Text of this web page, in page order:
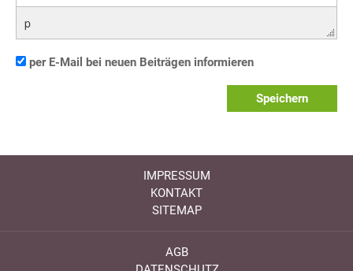
p
per E-Mail bei neuen Beiträgen informieren
Speichern
IMPRESSUM
KONTAKT
SITEMAP
AGB